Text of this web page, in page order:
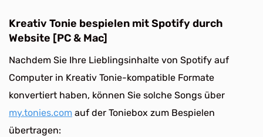
Kreativ Tonie bespielen mit Spotify durch
Website [PC & Mac]
Nachdem Sie Ihre Lieblingsinhalte von Spotify auf
Computer in Kreativ Tonie-kompatible Formate
konvertiert haben, können Sie solche Songs über
my.tonies.com auf der Toniebox zum Bespielen
übertragen: